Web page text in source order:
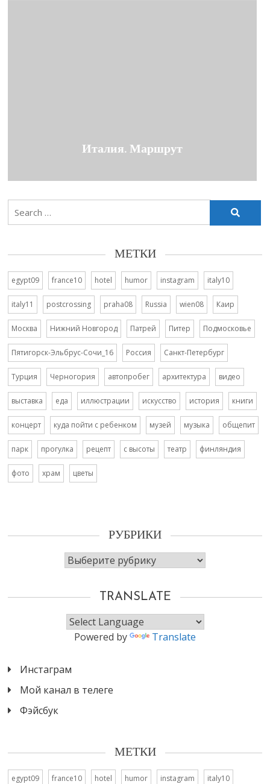
Италия. Маршрут
Search
МЕТКИ
egypt09 france10 hotel humor instagram italy10
italy11 postcrossing praha08 Russia wien08 Каир
Москва Нижний Новгород Патрей Питер Подмосковье
Пятигорск-Эльбрус-Сочи_16 Россия Санкт-Петербург
Турция Черногория автопробег архитектура видео
выставка еда иллюстрации искусство история книги
концерт куда пойти с ребенком музей музыка общепит
парк прогулка рецепт с высоты театр финляндия
фото храм цветы
РУБРИКИ
Рубрики
TRANSLATE
Powered by Translate
Инстаграм
Мой канал в телеге
Фэйсбук
МЕТКИ
egypt09 france10 hotel humor instagram italy10